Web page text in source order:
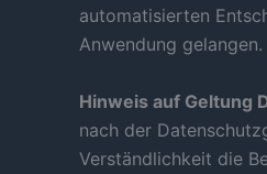
automatisierten
Anwendung gelangen.
Hinweis auf Geltung
nach der
Verständlichkeit die